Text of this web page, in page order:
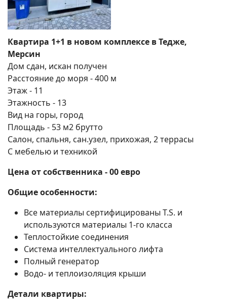
Квартира 1+1 в новом комплексе в Тедже,
Мерсин
Дом сдан, искан получен
Расстояние до моря - 400 м
Этаж - 11
Этажность - 13
Вид на горы, город
Площадь - 53 м2 брутто
Салон, спальня, сан.узел, прихожая, 2 террасы
С мебелью и техникой
Цена от собственника - 00 евро
Общие особенности:
Все материалы сертифицированы T.S. и
используются материалы 1-го класса
Теплостойкие соединения
Система интеллектуального лифта
Полный генератор
Водо- и теплоизоляция крыши
Детали квартиры: